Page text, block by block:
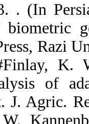
2. (2) :257-
Taghe-
(In
1963. The
programs.
T. R. and